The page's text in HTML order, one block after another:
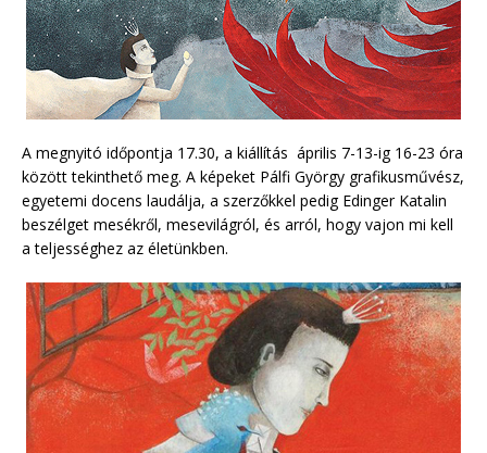
A megnyitó időpontja 17.30, a kiállítás április 7-13-ig 16-23 óra
között tekinthető meg. A képeket Pálfi György grafikusművész,
egyetemi docens laudálja, a szerzőkkel pedig Edinger Katalin
beszélget mesékről, mesevilágról, és arról, hogy vajon mi kell
a teljességhez az életünkben.